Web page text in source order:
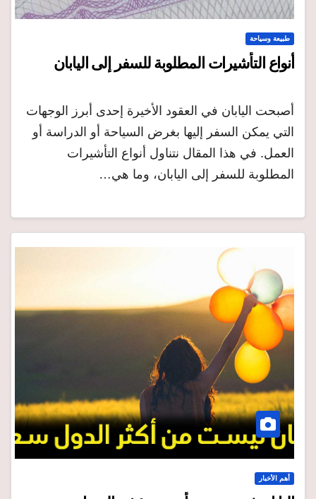
طبيعة وسياحة
أنواع التأشيرات المطلوبة للسفر إلى اليابان
أصبحت اليابان في العقود الأخيرة إحدى أبرز الوجهات
التي يمكن السفر إليها بغرض السياحة أو الدراسة أو
العمل. في هذا المقال نتناول أنواع التأشيرات
المطلوبة للسفر إلى اليابان، وما هي…
أهم الأخبار